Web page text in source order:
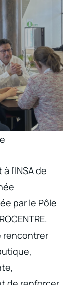
l’INSA de
par le Pôle
rencontrer